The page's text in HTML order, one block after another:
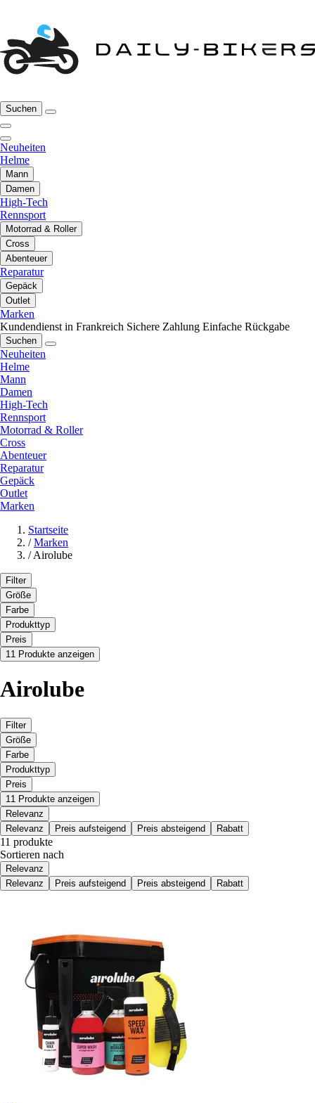
Suchen
Neuheiten
Helme
Mann
Damen
High-Tech
Rennsport
Motorrad & Roller
Cross
Abenteuer
Reparatur
Gepäck
Outlet
Marken
Kundendienst in Frankreich Sichere Zahlung Einfache Rückgabe
Suchen
Neuheiten
Helme
Mann
Damen
High-Tech
Rennsport
Motorrad & Roller
Cross
Abenteuer
Reparatur
Gepäck
Outlet
Marken
Startseite
/ Marken
/ Airolube
Filter
Größe
Farbe
Produkttyp
Preis
11 Produkte anzeigen
Airolube
Filter
Größe
Farbe
Produkttyp
Preis
11 Produkte anzeigen
Relevanz
Relevanz
Preis aufsteigend Preis absteigend Rabatt
11 produkte
Sortieren nach
Relevanz
Relevanz
Preis aufsteigend Preis absteigend Rabatt